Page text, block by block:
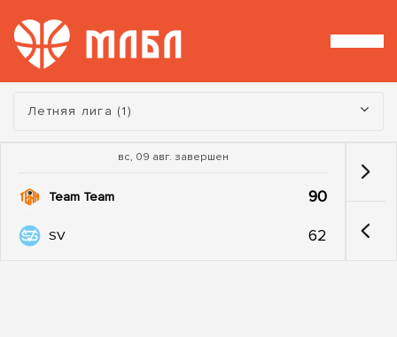
Турнир:
Летняя лига (1)
вс, 09 авг. завершен
Team Team 90
SV 62